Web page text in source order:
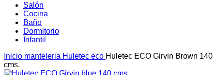
Salón
Cocina
Baño
Dormitorio
Infantil
Inicio manteleria Huletec eco Huletec ECO Girvin Brown 140
cms.